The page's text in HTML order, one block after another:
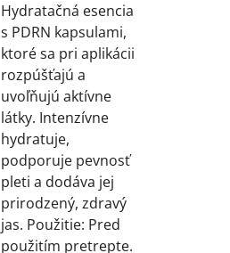
Hydratačná esencia
s PDRN kapsulami,
ktoré sa pri aplikácii
rozpúšťajú a
uvoľňujú aktívne
látky. Intenzívne
hydratuje,
podporuje pevnosť
pleti a dodáva jej
prirodzený, zdravý
jas. Použitie: Pred
použitím pretrepte.